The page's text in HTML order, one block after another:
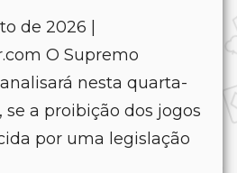
de 2026 |
O Supremo
nesta quarta-
se a proibição dos jogos
por uma legislação